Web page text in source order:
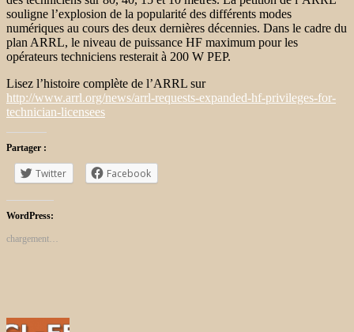
souligne l’explosion de la popularité des différents modes
numériques au cours des deux dernières décennies. Dans le cadre du
plan ARRL, le niveau de puissance HF maximum pour les
opérateurs techniciens resterait à 200 W PEP.
Lisez l’histoire complète de l’ARRL sur
http://www.arrl.org/news/arrl-requests-expanded-hf-privileges-for-
technician-licensees
Partager :
Twitter Facebook
WordPress:
chargement…